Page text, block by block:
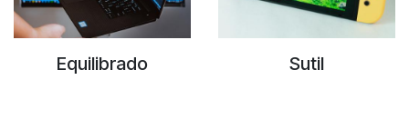
Equilibrado Sutil